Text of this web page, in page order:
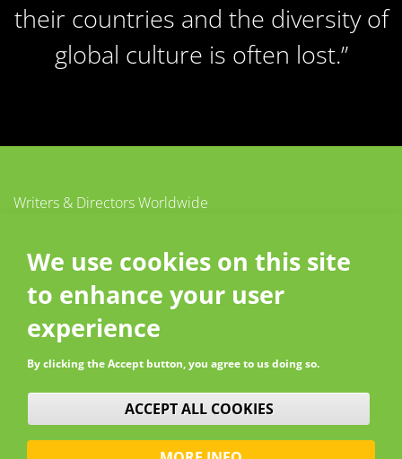
their countries and the diversity of
global culture is often lost.”
Writers & Directors Worldwide
92200 Neuilly-sur-Seine
France
We use cookies on this site
to enhance your user
experience
By clicking the Accept button, you agree to us doing so.
ACCEPT ALL COOKIES
WITHDRAW CONSENT